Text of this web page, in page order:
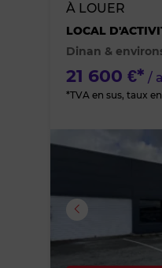
À LOUER
LOCAL
Dinan &
21 600 €* /
*TVA en sus, taux